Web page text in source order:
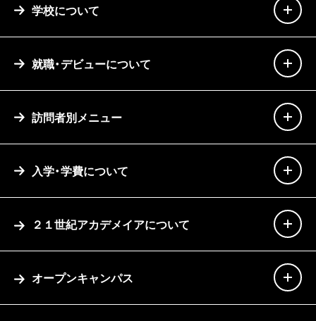
学校について
就職・デビューについて
訪問者別メニュー
入学・学費について
２１世紀アカデメイアについて
オープンキャンパス